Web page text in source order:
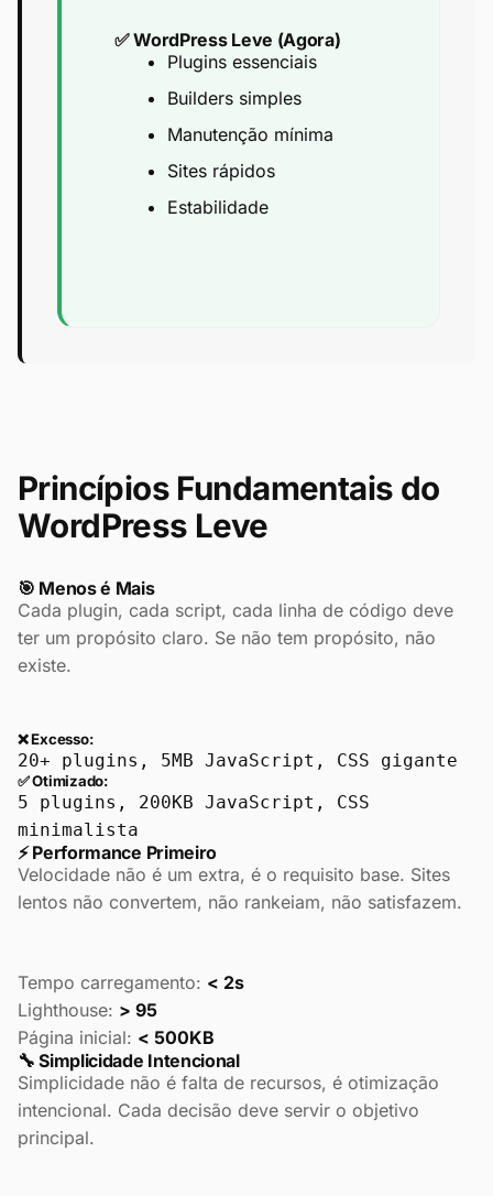
✅ WordPress Leve (Agora)
Plugins essenciais
Builders simples
Manutenção mínima
Sites rápidos
Estabilidade
Princípios Fundamentais do
WordPress Leve
🎯 Menos é Mais
Cada plugin, cada script, cada linha de código deve
ter um propósito claro. Se não tem propósito, não
existe.
❌ Excesso:
20+ plugins, 5MB JavaScript, CSS gigante
✅ Otimizado:
5 plugins, 200KB JavaScript, CSS
minimalista
⚡ Performance Primeiro
Velocidade não é um extra, é o requisito base. Sites
lentos não convertem, não rankeiam, não satisfazem.
Tempo carregamento: < 2s
Lighthouse: > 95
Página inicial: < 500KB
🔧 Simplicidade Intencional
Simplicidade não é falta de recursos, é otimização
intencional. Cada decisão deve servir o objetivo
principal.